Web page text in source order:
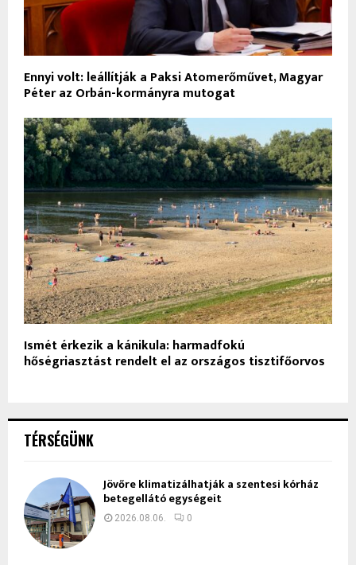
Ennyi volt: leállítják a Paksi Atomerőművet, Magyar
Péter az Orbán-kormányra mutogat
Ismét érkezik a kánikula: harmadfokú
hőségriasztást rendelt el az országos tisztifőorvos
TÉRSÉGÜNK
Jövőre klimatizálhatják a szentesi kórház
betegellátó egységeit
2026.08.06. 0